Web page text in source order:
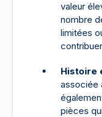
valeur
nombre
limitées
Histoire
associée
pièces